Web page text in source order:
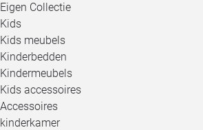
Eigen Collectie
Kids
Kids meubels
Kinderbedden
Kindermeubels
Kids accessoires
Accessoires
kinderkamer